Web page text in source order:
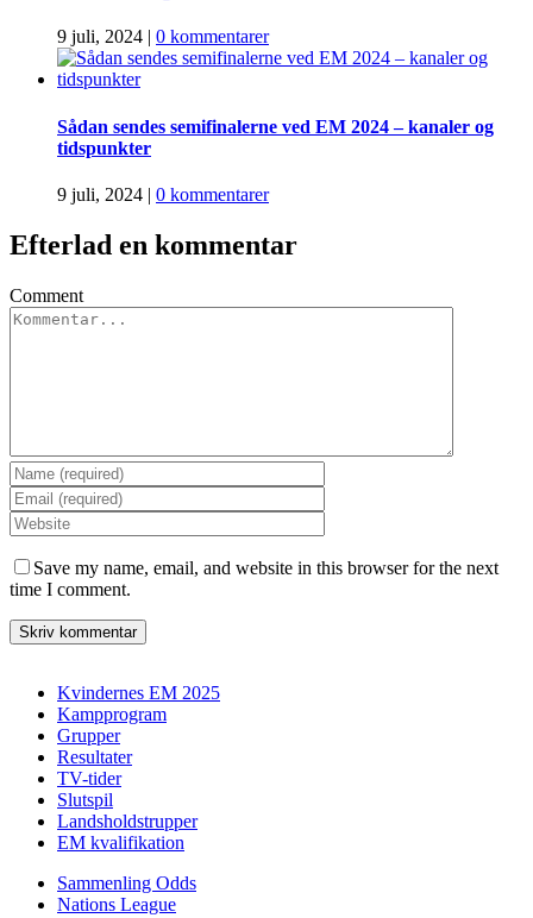
9 juli, 2024 0 kommentarer
Sådan sendes semifinalerne ved EM 2024 – kanaler og
tidspunkter
9 juli, 2024 | 0 kommentarer
Efterlad en kommentar
Comment
Save my name, email, and website in this browser for the next
time I comment.
Kvindernes EM 2025
Kampprogram
Grupper
Resultater
TV-tider
Slutspil
Landsholdstrupper
EM kvalifikation
Sammenling Odds
Nations League